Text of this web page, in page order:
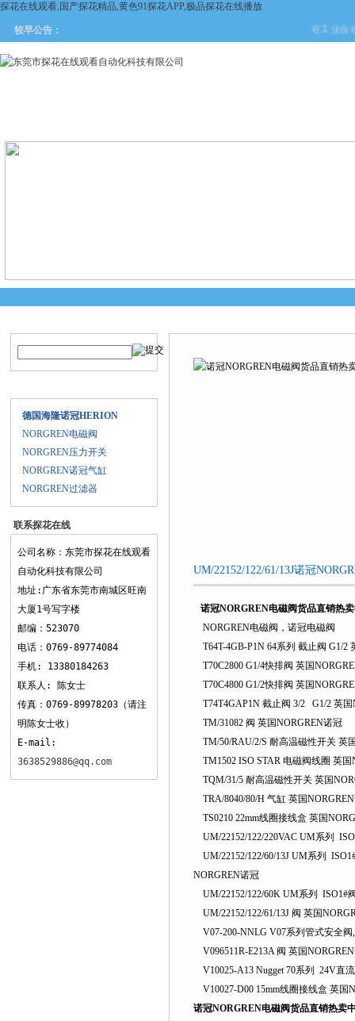
探花在线观看,国产探花精品,黄色91探花APP,极品探花在线播放
较早公告： 在工业自动
德国海隆诺冠HERION
NORGREN电磁阀
NORGREN压力开关
NORGREN诺冠气缸
NORGREN过滤器
联系探花在线
观看
公司名称：东莞市探花在线观看
自动化科技有限公司
地址:广东省东莞市南城区旺南
大厦1号写字楼
邮编：523070
电话：0769-89774084
手机: 13380184263
联系人: 陈女士
传真：0769-89978203（请注
明陈女士收）
E-mail:
3638529886@qq.com
热卖中
UM/22152/122/61/13J诺冠
诺冠NORGREN电磁阀货品直销热
NORGREN电磁阀，诺冠电磁阀
T64T-4GB-P1N 64系列 截止阀 G1/2
T70C2800 G1/4快排阀 英国
T70C4800 G1/2快排阀 英国
T74T4GAP1N 截止阀 3/2 G1/2 英国
TM/31082 阀 英国NORGREN诺冠
TM/50/RAU/2/S 耐高温磁性开关 英
TM1502 ISO STAR 电磁阀线圈 英国
TQM/31/5 耐高温磁性开关 英国
TRA/8040/80/H 气缸 英国
TS0210 22mm线圈接线盒 英国
UM/22152/122/220VAC UM系列
UM/22152/122/60/13J UM系列
NORGREN诺冠
UM/22152/122/60K UM系列 ISO1#
UM/22152/122/61/13J 阀 英国
V07-200-NNLG V07系列管式安全阀
V096511R-E213A 阀 英国
V10025-A13 Nugget 70系列 24V直
V10027-D00 15mm线圈接线盒 英国
诺冠NORGREN电磁阀货品直销热卖